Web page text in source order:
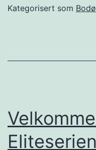
Kategorisert som